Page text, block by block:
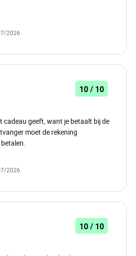
2026
10 / 10
cadeau geeft, want je betaalt bij de
moet de rekening
2026
10 / 10